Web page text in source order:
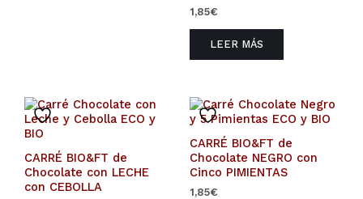
1,85€
LEER MÁS
CARRÉ BIO&FT de
Chocolate con LECHE
con CEBOLLA
CARRÉ BIO&FT de
Chocolate NEGRO con
Cinco PIMIENTAS
1,85€